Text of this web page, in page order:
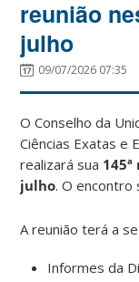
reunião
julho
09/07/2026 07:35
O Conselho da
Ciências Exatas e
realizará sua
julho. O encontro
A reunião terá a
Informes da